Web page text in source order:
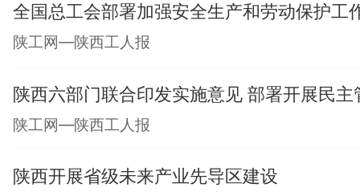
全国总工会部署加强安全生产和劳动保护工
陕工网—陕西工人报
陕西六部门联合印发实施意见 部署开展民主
陕工网—陕西工人报
陕西开展省级未来产业先导区建设